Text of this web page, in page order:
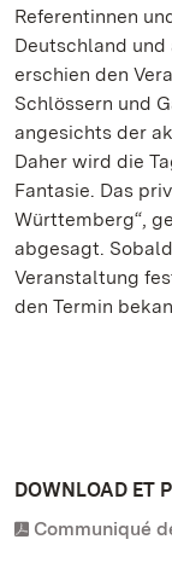
Referentinnen
Deutschland
erschien den
Schlössern und
angesichts der
Daher wird die
Fantasie. Das
Württemberg“,
abgesagt.
Veranstaltung
den Termin
DOWNLOAD ET
Communiqué